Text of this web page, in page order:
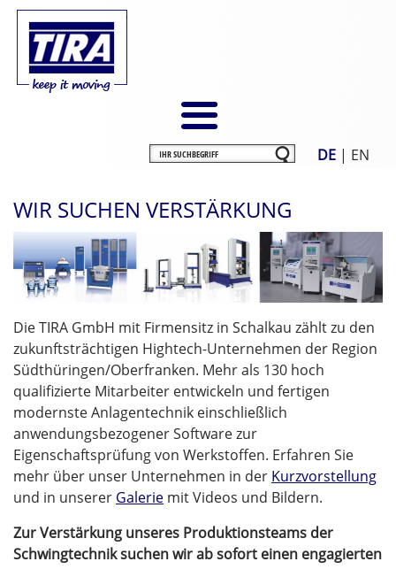
DE | EN
WIR SUCHEN VERSTÄRKUNG
Die TIRA GmbH mit Firmensitz in Schalkau zählt zu den
zukunftsträchtigen Hightech-Unternehmen der Region
Südthüringen/Oberfranken. Mehr als 130 hoch
qualifizierte Mitarbeiter entwickeln und fertigen
modernste Anlagentechnik einschließlich
anwendungsbezogener Software zur
Eigenschaftsprüfung von Werkstoffen. Erfahren Sie
mehr über unser Unternehmen in der Kurzvorstellung
und in unserer Galerie mit Videos und Bildern.
Zur Verstärkung unseres Produktionsteams der
Schwingtechnik suchen wir ab sofort einen engagierten